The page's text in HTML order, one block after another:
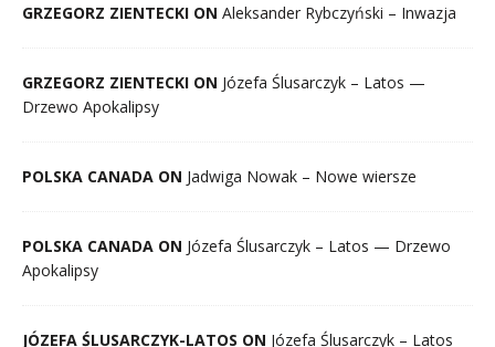
GRZEGORZ ZIENTECKI ON Aleksander Rybczyński – Inwazja
GRZEGORZ ZIENTECKI ON Józefa Ślusarczyk – Latos —
Drzewo Apokalipsy
POLSKA CANADA ON Jadwiga Nowak – Nowe wiersze
POLSKA CANADA ON Józefa Ślusarczyk – Latos — Drzewo
Apokalipsy
JÓZEFA ŚLUSARCZYK-LATOS ON Józefa Ślusarczyk – Latos